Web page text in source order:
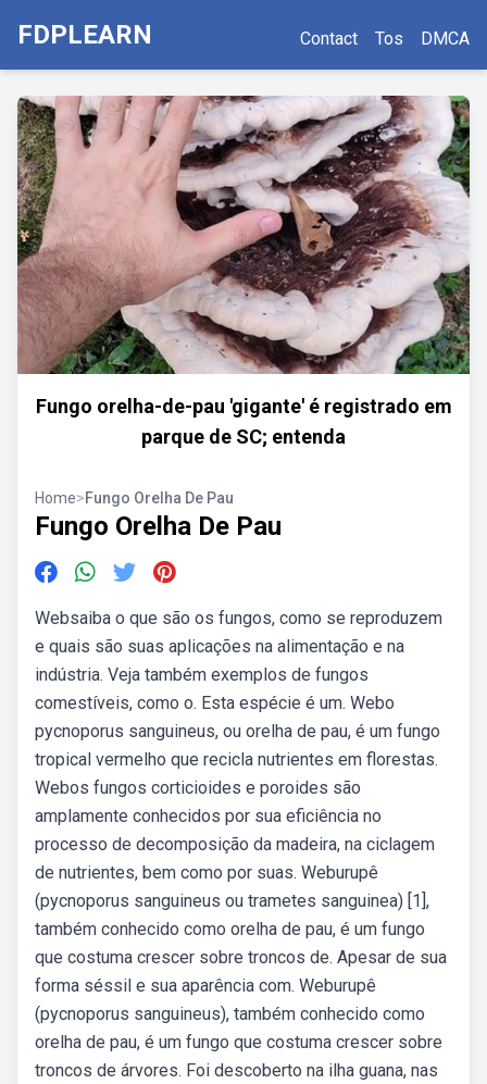
FDPLEARN Contact Tos DMCA
Fungo orelha-de-pau 'gigante' é registrado em
parque de SC; entenda
Home>Fungo Orelha De Pau
Fungo Orelha De Pau
Websaiba o que são os fungos, como se reproduzem
e quais são suas aplicações na alimentação e na
indústria. Veja também exemplos de fungos
comestíveis, como o. Esta espécie é um. Webo
pycnoporus sanguineus, ou orelha de pau, é um fungo
tropical vermelho que recicla nutrientes em florestas.
Webos fungos corticioides e poroides são
amplamente conhecidos por sua eficiência no
processo de decomposição da madeira, na ciclagem
de nutrientes, bem como por suas. Weburupê
(pycnoporus sanguineus ou trametes sanguinea) [1],
também conhecido como orelha de pau, é um fungo
que costuma crescer sobre troncos de. Apesar de sua
forma séssil e sua aparência com. Weburupê
(pycnoporus sanguineus), também conhecido como
orelha de pau, é um fungo que costuma crescer sobre
troncos de árvores. Foi descoberto na ilha guana, nas